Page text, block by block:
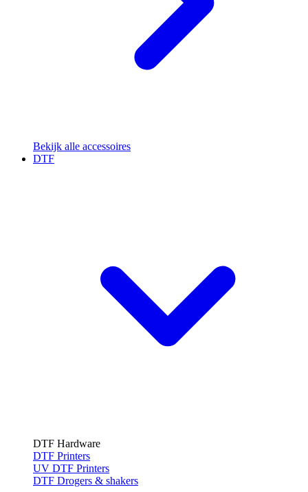
Bekijk alle accessoires
DTF
DTF Hardware
DTF Printers
UV DTF Printers
DTF Drogers & shakers